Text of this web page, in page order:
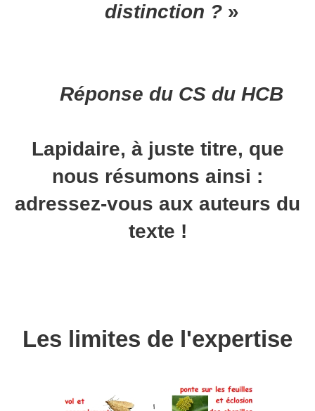
distinction ? »
Réponse du CS du HCB
Lapidaire, à juste titre, que
nous résumons ainsi :
adressez-vous aux auteurs du
texte !
Les limites de l'expertise